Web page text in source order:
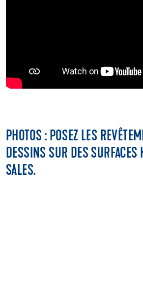
PHOTOS : POSEZ LES
DESSINS SUR DES SURFACES
SALES.